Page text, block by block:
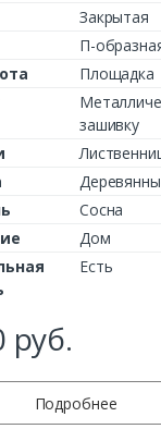
Закрытая
П-
Площадка
зашивку
Сосна
Дом
Есть
руб.
Подробнее